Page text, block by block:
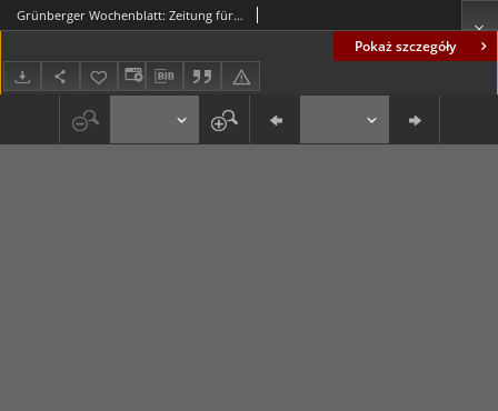
Pokaż szczegóły
Grünberger Wochenblatt: Zeitung für Stadt und Land, No. 16. ( 20. Januar 1932)